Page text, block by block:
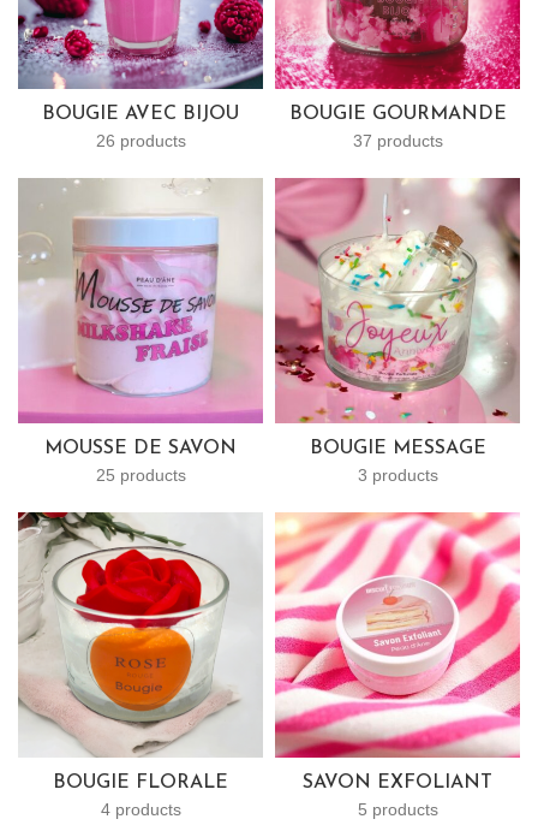
BOUGIE AVEC BIJOU
26 products
BOUGIE GOURMANDE
37 products
MOUSSE DE SAVON
25 products
BOUGIE MESSAGE
3 products
BOUGIE FLORALE
4 products
SAVON EXFOLIANT
5 products